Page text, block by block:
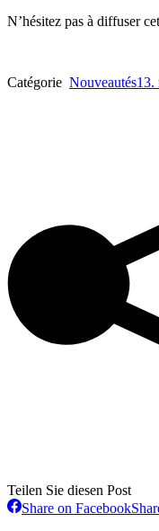
N’hésitez pas à diffuser
Catégorie Nouveautés13.
Teilen Sie diesen Post
Share on Facebook